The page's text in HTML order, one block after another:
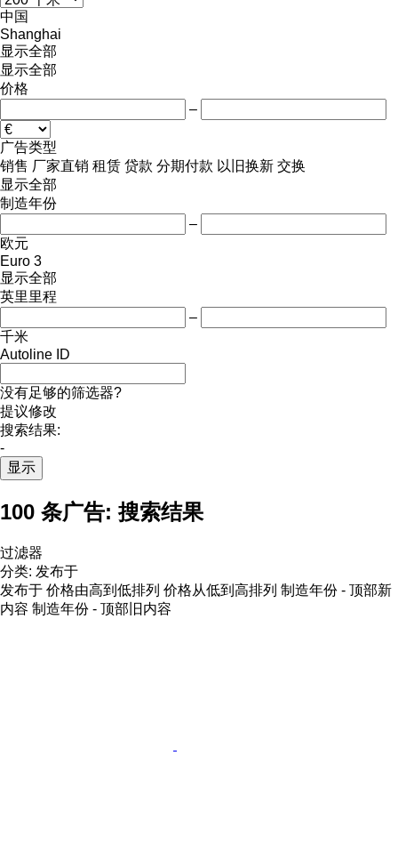
中国
Shanghai
显示全部
显示全部
价格
–
广告类型
销售 厂家直销 租赁 贷款 分期付款 以旧换新 交换
显示全部
制造年份
–
欧元
Euro 3
显示全部
英里里程
–
千米
Autoline ID
没有足够的筛选器?
提议修改
搜索结果:
-
显示
100 条广告:搜索结果
过滤器
分类: 发布于
发布于 价格由高到低排列 价格从低到高排列 制造年份 - 顶部新
内容 制造年份 - 顶部旧内容